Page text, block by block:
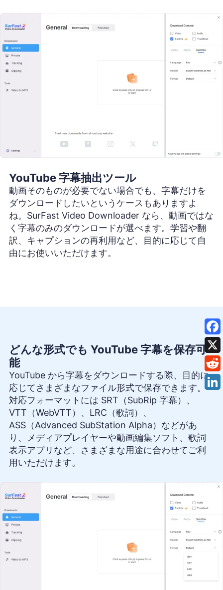
YouTube 字幕抽出ツール
動画そのものが必要でない場合でも、字幕だけを
ダウンロードしたいというケースもありますよ
ね。SurFast Video Downloader なら、動画ではな
く字幕のみのダウンロードが選べます。学習や翻
訳、キャプションの再利用など、目的に応じて自
由にお使いいただけます。
どんな形式でも YouTube 字幕を保存可
能
YouTube から字幕をダウンロードする際、目的に
応じてさまざまなファイル形式で保存できます。
対応フォーマットには SRT（SubRip 字幕）、
VTT（WebVTT）、LRC（歌詞）、
ASS（Advanced SubStation Alpha）などがあ
り、メディアプレイヤーや動画編集ソフト、歌詞
表示アプリなど、さまざまな用途に合わせてご利
用いただけます。